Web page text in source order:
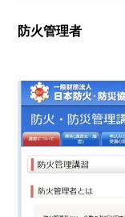
防火管理者